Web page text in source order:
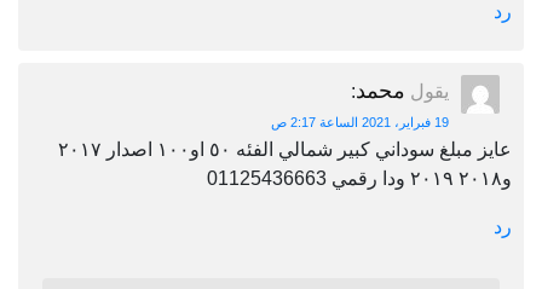
رد
يقول محمد:
19 فبراير، 2021 الساعة 2:17 ص
عايز مبلغ سوداني كبير شمالي الفئه ٥٠ او١٠٠ اصدار ٢٠١٧
و٢٠١٨ ٢٠١٩ ودا رقمي 01125436663
رد